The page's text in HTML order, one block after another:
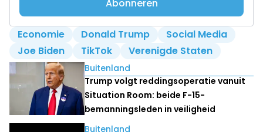
Abonneren
Economie Donald Trump
Social Media
Joe Biden
TikTok Verenigde Staten
Lees ook
Buitenland
Trump volgt reddingsoperatie vanuit
Situation Room: beide F-15-
bemanningsleden in veiligheid
Buitenland